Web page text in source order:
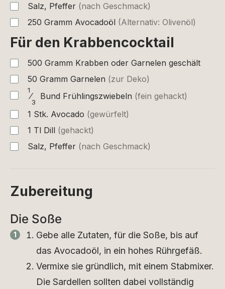
Salz, Pfeffer (nach Geschmack)
250 Gramm Avocadoöl (Alternativ: Olivenöl)
Für den Krabbencocktail
500 Gramm Krabben oder Garnelen geschält
50 Gramm Garnelen (zur Deko)
1
⁄
3
Bund Frühlingszwiebeln (fein gehackt)
1 Stk. Avocado (gewürfelt)
1 Tl Dill (gehackt)
Salz, Pfeffer (nach Geschmack)
Zubereitung
Die Soße
Gebe alle Zutaten, für die Soße, bis auf
das Avocadoöl, in ein hohes Rührgefäß.
Vermixe sie gründlich, mit einem Stabmixer.
Die Sardellen sollten dabei vollständig